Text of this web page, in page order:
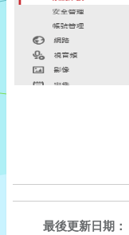
最後更新日期：